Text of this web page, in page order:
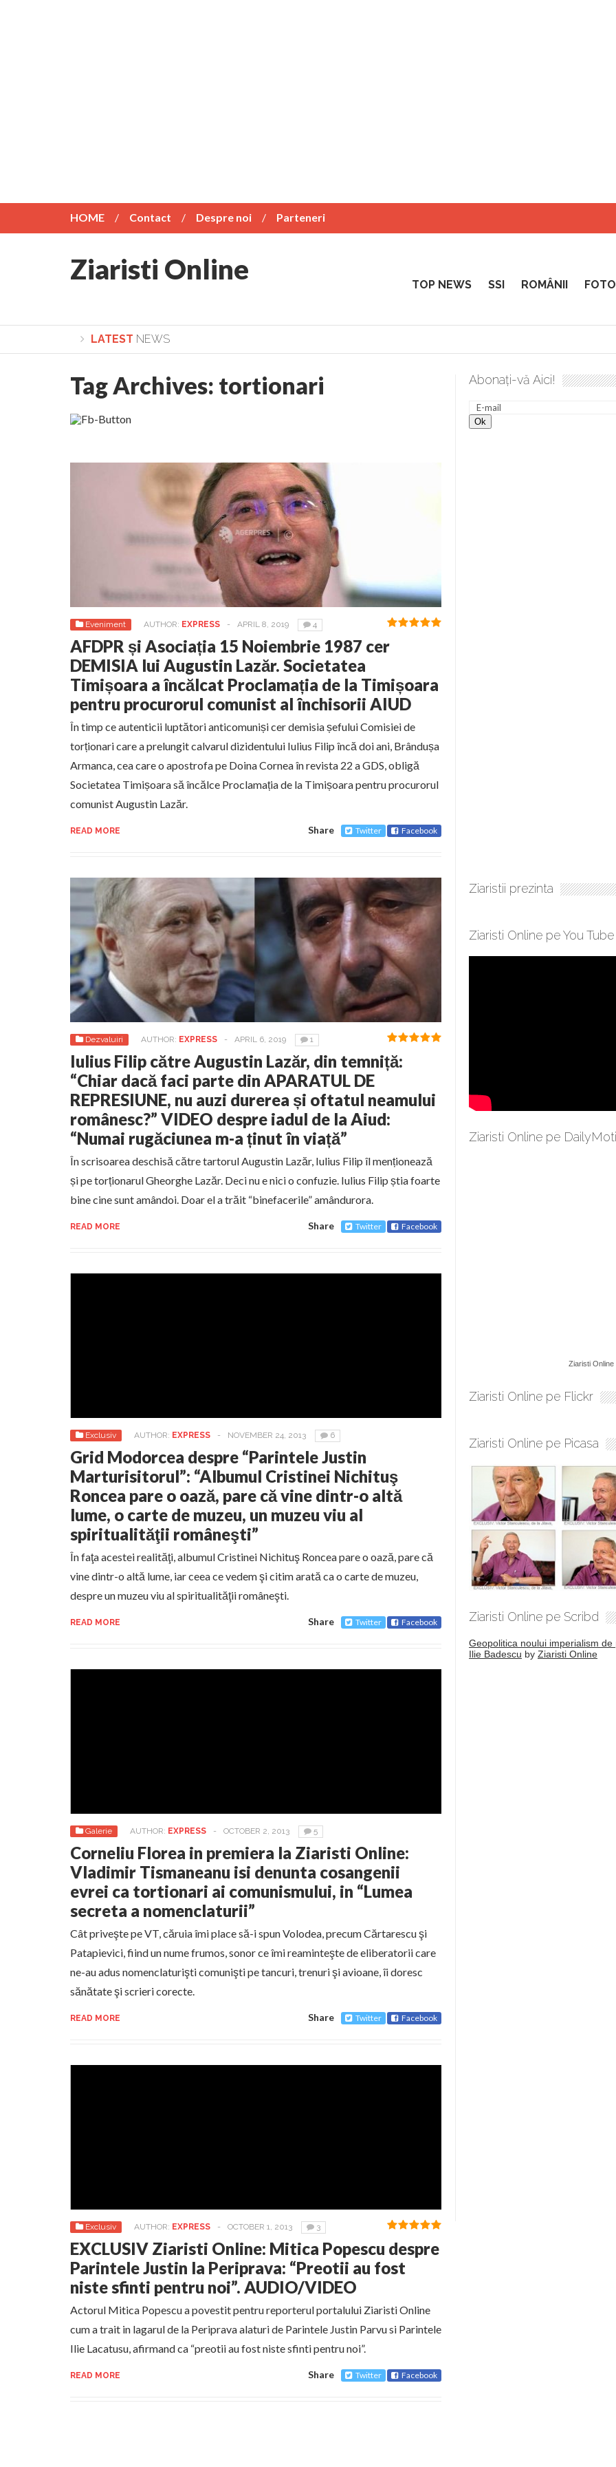
HOME Contact Despre noi Parteneri
Ziaristi Online TOP NEWS SSI ROMÂNII
LATEST NEWS
Lepădarea de sine și urmarea lui Hristos. Calea spre desăvârșire. Gând de duminică de Elena Solunca Moise
Tag Archives: tortionari
Eveniment AUTHOR: EXPRESS - APRIL 8, 2019 4
AFDPR și Asociația 15 Noiembrie 1987 cer
DEMISIA lui Augustin Lazăr. Societatea
Timișoara a încălcat Proclamația de la Timișoara
pentru procurorul comunist al închisorii AIUD
În timp ce autenticii luptători anticomuniși cer demisia șefului Comisiei de
torționari care a prelungit calvarul dizidentului Iulius Filip încă doi ani, Brândușa
Armanca, cea care o apostrofa pe Doina Cornea în revista 22 a GDS, obligă
Societatea Timișoara să încălce Proclamația de la Timișoara pentru procurorul
comunist Augustin Lazăr.
READ MORE Share Twitter Facebook
Dezvaluiri AUTHOR: EXPRESS - APRIL 6, 2019 1
Iulius Filip către Augustin Lazăr, din temniță:
“Chiar dacă faci parte din APARATUL DE
REPRESIUNE, nu auzi durerea și oftatul neamului
românesc?” VIDEO despre iadul de la Aiud:
“Numai rugăciunea m-a ținut în viață”
În scrisoarea deschisă către tartorul Augustin Lazăr, Iulius Filip îl menționează
și pe torționarul Gheorghe Lazăr. Deci nu e nici o confuzie. Iulius Filip știa foarte
bine cine sunt amândoi. Doar el a trăit “binefacerile” amândurora.
READ MORE Share Twitter Facebook
Exclusiv AUTHOR: EXPRESS - NOVEMBER 24, 2013 6
Grid Modorcea despre “Parintele Justin
Marturisitorul”: “Albumul Cristinei Nichituş
Roncea pare o oază, pare că vine dintr-o altă
lume, o carte de muzeu, un muzeu viu al
spiritualităţii româneşti”
În faţa acestei realităţi, albumul Cristinei Nichituş Roncea pare o oază, pare că
vine dintr-o altă lume, iar ceea ce vedem şi citim arată ca o carte de muzeu,
despre un muzeu viu al spiritualităţii româneşti.
READ MORE Share Twitter Facebook
Galerie AUTHOR: EXPRESS - OCTOBER 2, 2013 5
Corneliu Florea in premiera la Ziaristi Online:
Vladimir Tismaneanu isi denunta cosangenii
evrei ca tortionari ai comunismului, in “Lumea
secreta a nomenclaturii”
Cât priveşte pe VT, căruia îmi place să-i spun Volodea, precum Cărtarescu şi
Patapievici, fiind un nume frumos, sonor ce îmi reaminteşte de eliberatorii care
ne-au adus nomenclaturişti comunişti pe tancuri, trenuri şi avioane, îi doresc
sănătate şi scrieri corecte.
READ MORE Share Twitter Facebook
Exclusiv AUTHOR: EXPRESS - OCTOBER 1, 2013 3
EXCLUSIV Ziaristi Online: Mitica Popescu despre
Parintele Justin la Periprava: “Preotii au fost
niste sfinti pentru noi”. AUDIO/VIDEO
Actorul Mitica Popescu a povestit pentru reporterul portalului Ziaristi Online
cum a trait in lagarul de la Periprava alaturi de Parintele Justin Parvu si Parintele
Ilie Lacatusu, afirmand ca “preotii au fost niste sfinti pentru noi”.
READ MORE Share Twitter Facebook
Abonați-vă Aici!
Ziaristii prezinta
Ziaristi Online pe You Tube
Ziaristi Online pe
Ziaristi Online
Ziaristi Online pe Flickr
Ziaristi Online pe Picasa
Ziaristi Online pe Scribd
Geopolitica noului imperialism de
Ilie Badescu by Ziaristi Online